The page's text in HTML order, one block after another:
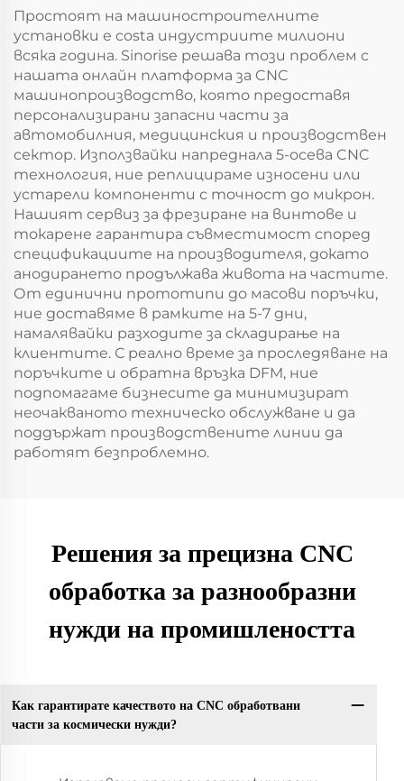
Простоят на машиностроителните
установки е costa индустриите милиони
всяка година. Sinorise решава този проблем с
нашата онлайн платформа за CNC
машинопроизводство, която предоставя
персонализирани запасни части за
автомобилния, медицинския и производствен
сектор. Използвайки напреднала 5-осева CNC
технология, ние реплицираме износени или
устарели компоненти с точност до микрон.
Нашият сервиз за фрезиране на винтове и
токарене гарантира съвместимост според
спецификациите на производителя, докато
анодирането продължава живота на частите.
От единични прототипи до масови поръчки,
ние доставяме в рамките на 5-7 дни,
намалявайки разходите за складирање на
клиентите. С реално време за проследяване на
поръчките и обратна връзка DFM, ние
подпомагаме бизнесите да минимизират
неочакваното техническо обслужване и да
поддържат производствените линии да
работят безпроблемно.
Решения за прецизна CNC
обработка за разнообразни
нужди на промишлеността
Как гарантирате качеството на CNC обработвани
части за космически нужди?